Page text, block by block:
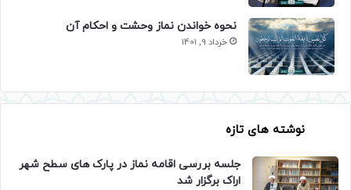
نحوه خواندن نماز وحشت و احکام آن
خرداد 9, 1401
نوشته های تازه
جلسه بررسی اقامه نماز در پارک های سطح شهر
اراک برگزار شد